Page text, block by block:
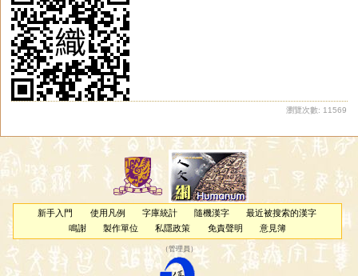
瀏覽次數: 11569
新手入門 使用凡例 字庫統計 隨機漢字
最近被搜索的漢字
鳴謝
製作單位 私隱政策 免責聲明 意見簿
（管理員 ）